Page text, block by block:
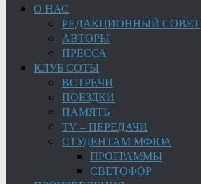
О НАС
РЕДАКЦИОННЫЙ СОВЕТ
АВТОРЫ
ПРЕССА
КЛУБ СОТЫ
ВСТРЕЧИ
ПОЕЗДКИ
ПАМЯТЬ
TV – ПЕРЕДАЧИ
СТУДЕНТАМ МФЮА
ПРОГРАММЫ
СВЕТОФОР